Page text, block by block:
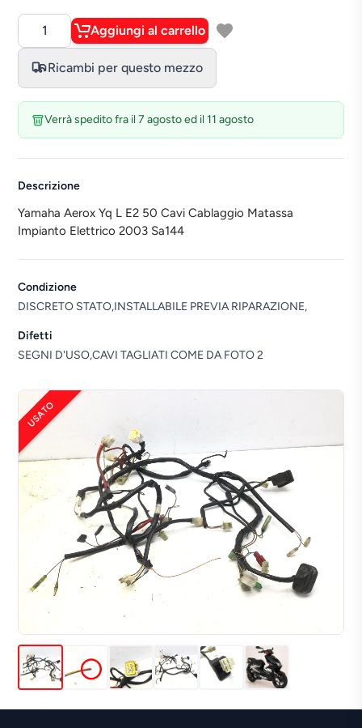
USATO
Quantità
Aggiungi al carrello
Ricambi per questo mezzo
Verrà spedito fra il 7 agosto ed il 11 agosto
Descrizione
Yamaha Aerox Yq L E2 50 Cavi Cablaggio Matassa
Impianto Elettrico 2003 Sa144
Condizione
DISCRETO STATO,INSTALLABILE PREVIA RIPARAZIONE,
Difetti
SEGNI D'USO,CAVI TAGLIATI COME DA FOTO 2